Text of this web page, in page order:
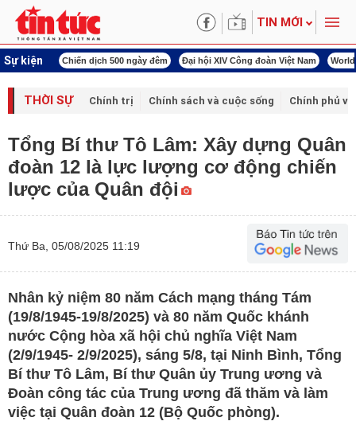
TIN MỚI
Sự kiện
mạng Chiến dịch 500 ngày đêm Đại hội XIV Công đoàn Việt Nam
THỜI SỰ Chính trị Chính sách và cuộc sống Chính phủ
Tổng Bí thư Tô Lâm: Xây dựng Quân
đoàn 12 là lực lượng cơ động chiến
lược của Quân đội
Thứ Ba, 05/08/2025 11:19
Nhân kỷ niệm 80 năm Cách mạng tháng Tám
(19/8/1945-19/8/2025) và 80 năm Quốc khánh
nước Cộng hòa xã hội chủ nghĩa Việt Nam
(2/9/1945- 2/9/2025), sáng 5/8, tại Ninh Bình, Tổng
Bí thư Tô Lâm, Bí thư Quân ủy Trung ương và
Đoàn công tác của Trung ương đã thăm và làm
việc tại Quân đoàn 12 (Bộ Quốc phòng).